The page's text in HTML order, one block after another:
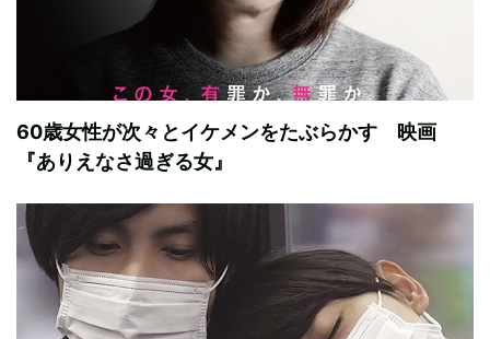
60歳女性が次々とイケメンをたぶらかす 映画
『ありえなさ過ぎる女』